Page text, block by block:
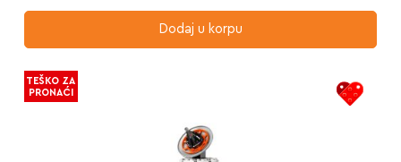
Dodaj u korpu
TEŠKO ZA
PRONAĆI